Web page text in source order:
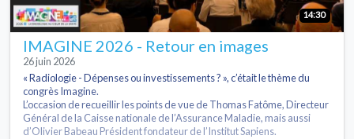
14:30
IMAGINE 2026 - Retour en images
26 juin 2026
« Radiologie - Dépenses ou investissements ? », c’était le thème du
congrès Imagine.
L’occasion de recueillir les points de vue de Thomas Fatôme, Directeur
Général de la Caisse nationale de l’Assurance Maladie, mais aussi
d’Olivier Babeau Président fondateur de l’Institut Sapiens.